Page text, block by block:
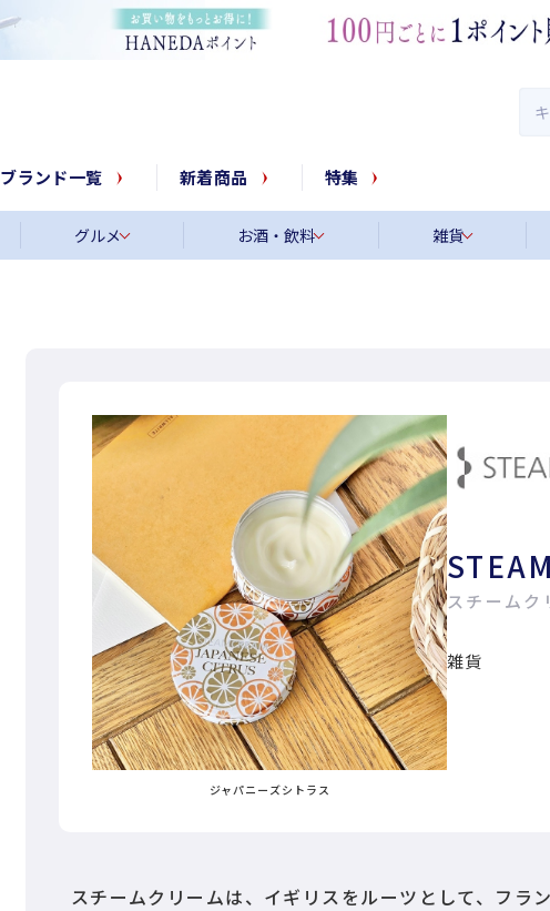
ブランド一覧 新着商品 特集
グルメ お酒・飲料 雑貨
ジャパニーズシトラス
スチームク
雑貨
スチームクリームは、イギリスをルーツとして、フラ